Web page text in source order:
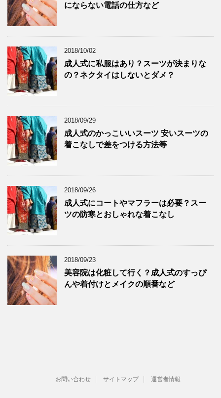
にならない電話の仕方など
2018/10/02
成人式に私服はあり？スーツが決まりな
の？ネクタイはしないとダメ？
2018/09/29
成人式のかっこいいスーツ 安いスーツの
着こなしで差をつける方法等
2018/09/26
成人式にコートやマフラーは必要？スー
ツの防寒とおしゃれな着こなし
2018/09/23
美容院は化粧して行く？成人式のすっぴ
んや着付けとメイクの順番など
お問い合わせ サイトマップ 運営者情報